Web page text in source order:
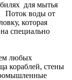
для мытья
Поток воды от
которая
специально
любых
кораблей, стены